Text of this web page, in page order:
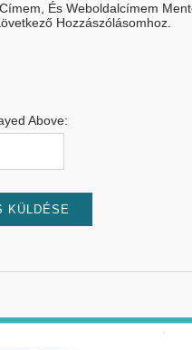
És Weboldalcímem
Hozzászólásomhoz.
Above: